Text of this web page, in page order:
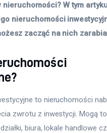
nieruchomości? W tym
nieruchomości
zacząć na nich
to nieruchomości
zwrotu z inwestycji. Mogą
biura, lokale handlowe